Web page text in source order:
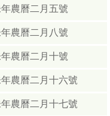
農曆二月五號
農曆二月八號
農曆二月十號
農曆二月十六號
農曆二月十七號